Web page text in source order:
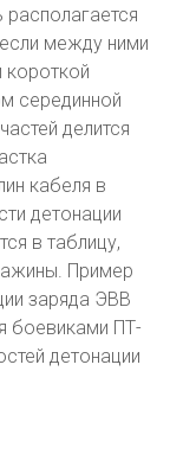
между ними
короткой
серединной
делится
кабеля в
детонации
в таблицу,
Пример
заряда ЭВВ
боевиками ПТ-
детонации